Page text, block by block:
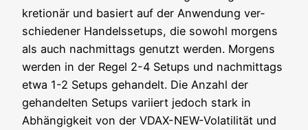
kre­tio­när und basiert auf der Anwen­dung ver­
schie­de­ner Han­dels­set­ups, die sowohl mor­gens
als auch nach­mit­tags genutzt wer­den. Mor­gens
wer­den in der Regel 2-4 Set­ups und nach­mit­tags
etwa 1-2 Set­ups gehan­delt. Die Anzahl der
gehan­del­ten Set­ups vari­iert jedoch stark in
Abhän­gig­keit von der VDAX-NEW-Vola­ti­li­tät und